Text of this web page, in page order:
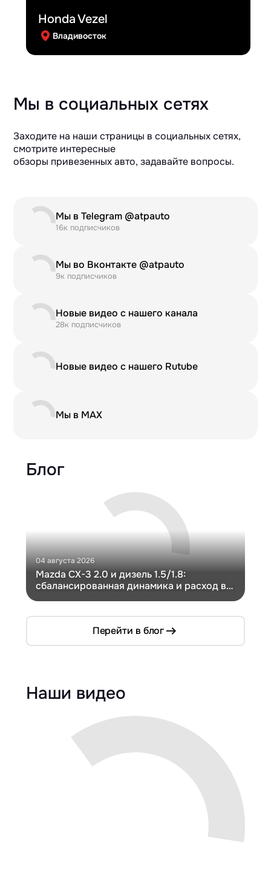
Honda Vezel
Владивосток
Мы в социальных сетях
Заходите на наши страницы в социальных сетях,
смотрите интересные
обзоры привезенных авто, задавайте вопросы.
Мы в Telegram @atpauto
16к подписчиков
Мы во Вконтакте @atpauto
9к подписчиков
Новые видео с нашего канала
28к подписчиков
Новые видео с нашего Rutube
Мы в MAX
Блог
04 августа 2026
Mazda CX-3 2.0 и дизель 1.5/1.8:
сбалансированная динамика и расход в
Перейти в блог
Наши видео